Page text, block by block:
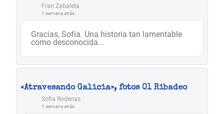
Fran Zabaleta
1 semana atrás
Gracias, Sofía. Una historia tan lamentable
como desconocida...
«Atravesando Galicia», fotos 01 Ribadeo
Sofia Rodenas
1 semana atrás